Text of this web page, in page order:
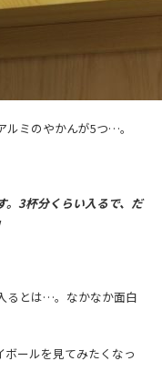
ミのやかんが5つ…。
。3杯分くらい入るで、だ
るとは…。なかなか面白
ールを見てみたくなっ